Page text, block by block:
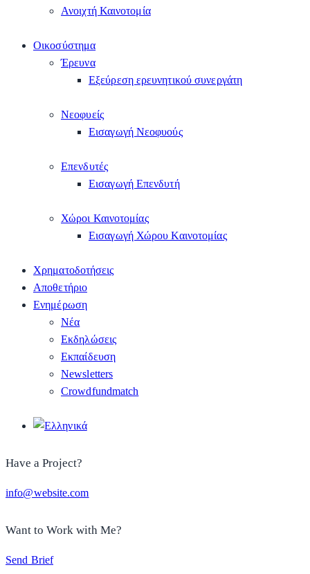
Ανοιχτή Καινοτομία
Οικοσύστημα
Έρευνα
Εξεύρεση ερευνητικού συνεργάτη
Νεοφυείς
Εισαγωγή Νεοφυούς
Επενδυτές
Εισαγωγή Επενδυτή
Χώροι Καινοτομίας
Εισαγωγή Χώρου Καινοτομίας
Χρηματοδοτήσεις
Αποθετήριο
Ενημέρωση
Νέα
Εκδηλώσεις
Εκπαίδευση
Newsletters
Crowdfundmatch
Have a Project?
info@website.com
Want to Work with Me?
Send Brief